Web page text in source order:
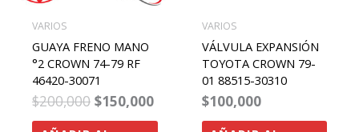
VARIOS
GUAYA FRENO MANO
°2 CROWN 74-79 RF
46420-30071
$200,000 $150,000
VARIOS
VÁLVULA EXPANSIÓN
TOYOTA CROWN 79-
01 88515-30310
$100,000